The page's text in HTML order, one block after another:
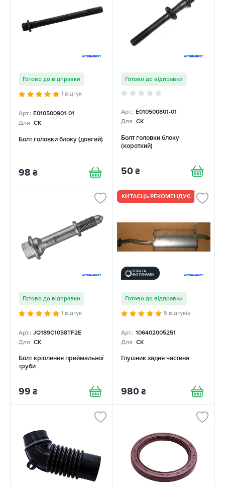
Готово до відправки
1 відгук
Арт.: E010500901-01
Для CK
Болт головки блоку (довгий)
98 ₴
Готово до відправки
Арт.: E010500801-01
Для CK
Болт головки блоку
(короткий)
50 ₴
Готово до відправки
1 відгук
Арт.: JQ189C1058TF2E
Для CK
Болт кріплення приймальної
труби
99 ₴
КИТАЄЦЬ РЕКОМЕНДУЄ
ОПЛАТА
ЧАСТИНАМИ
Готово до відправки
5 відгуків
Арт.: 106402005251
Для CK
Глушник задня частина
980 ₴